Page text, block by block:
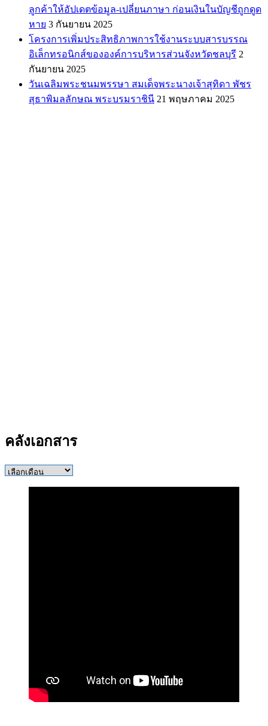
ลูกค้าให้อัปเดตข้อมูล-เปลี่ยนภาษา ก่อนเงินในบัญชีถูกดูด
หาย 3 กันยายน 2025
โครงการเพิ่มประสิทธิภาพการใช้งานระบบสารบรรณ
อิเล็กทรอนิกส์ขององค์การบริหารส่วนจังหวัดชลบุรี 2
กันยายน 2025
วันเฉลิมพระชนมพรรษา สมเด็จพระนางเจ้าสุทิดา พัชร
สุธาพิมลลักษณ พระบรมราชินี 21 พฤษภาคม 2025
คลังเอกสาร
คลัง
เอกสาร